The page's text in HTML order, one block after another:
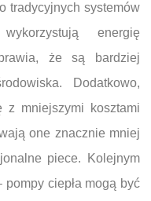
tradycyjnych systemów
energię
że są bardziej
Dodatkowo,
z mniejszymi kosztami
one znacznie mniej
piece. Kolejnym
ciepła mogą być